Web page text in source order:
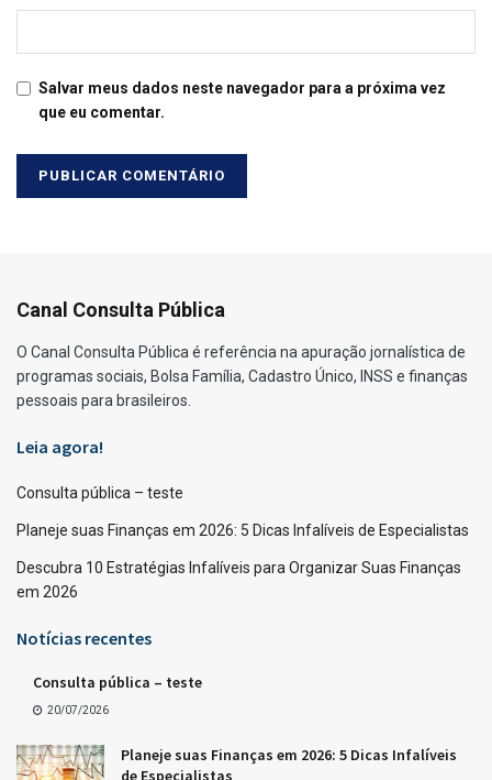
Salvar meus dados neste navegador para a próxima vez
que eu comentar.
Canal Consulta Pública
O Canal Consulta Pública é referência na apuração jornalística de
programas sociais, Bolsa Família, Cadastro Único, INSS e finanças
pessoais para brasileiros.
Leia agora!
Consulta pública – teste
Planeje suas Finanças em 2026: 5 Dicas Infalíveis de Especialistas
Descubra 10 Estratégias Infalíveis para Organizar Suas Finanças
em 2026
Notícias recentes
Consulta pública – teste
20/07/2026
Planeje suas Finanças em 2026: 5 Dicas Infalíveis
de Especialistas